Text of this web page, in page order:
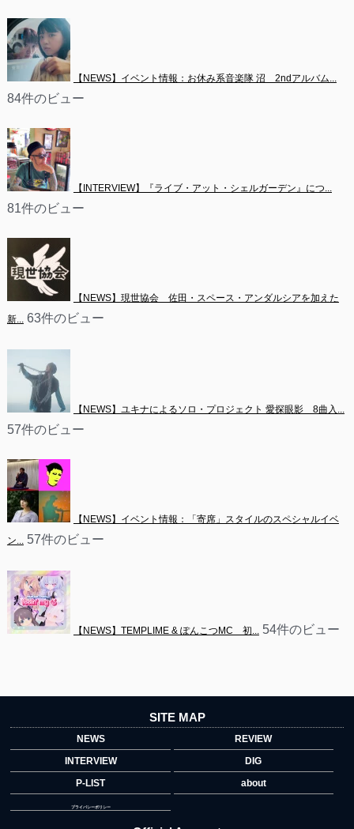
【NEWS】イベント情報：お休み系音楽隊 沼　2ndアルバム...
84件のビュー
【INTERVIEW】『ライブ・アット・シェルガーデン』につ...
81件のビュー
【NEWS】現世協会　佐田・スペース・アンダルシアを加えた
新... 63件のビュー
【NEWS】ユキナによるソロ・プロジェクト 愛探眼影　8曲入...
57件のビュー
【NEWS】イベント情報：「寄席」スタイルのスペシャルイベ
ン... 57件のビュー
【NEWS】TEMPLIME & ぽんこつMC　初... 54件のビュー
SITE MAP
NEWS
REVIEW
INTERVIEW
DIG
P-LIST
about
プライバシーポリシー